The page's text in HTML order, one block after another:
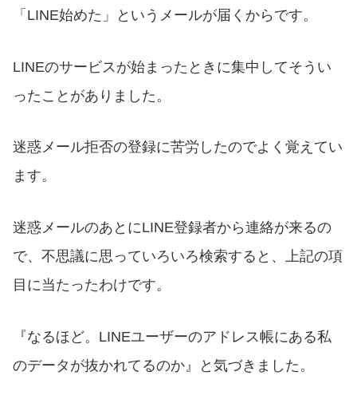
「LINE始めた」というメールが届くからです。
LINEのサービスが始まったときに集中してそうい
ったことがありました。
迷惑メール拒否の登録に苦労したのでよく覚えてい
ます。
迷惑メールのあとにLINE登録者から連絡が来るの
で、不思議に思っていろいろ検索すると、上記の項
目に当たったわけです。
『なるほど。LINEユーザーのアドレス帳にある私
のデータが抜かれてるのか』と気づきました。